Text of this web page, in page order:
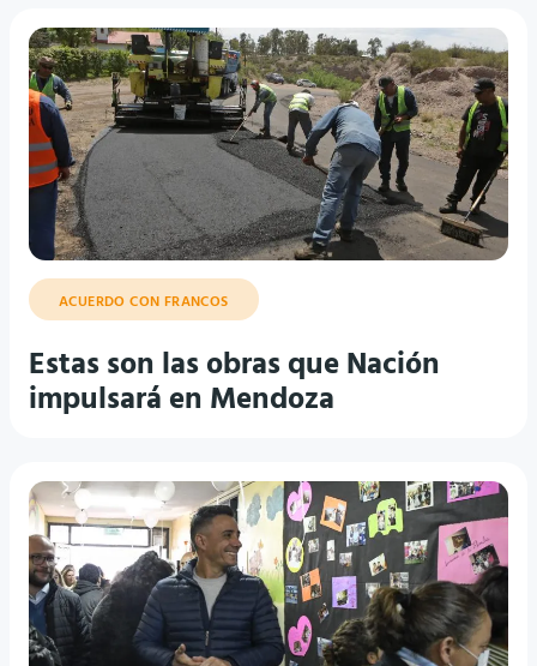
ACUERDO CON FRANCOS
Estas son las obras que Nación
impulsará en Mendoza